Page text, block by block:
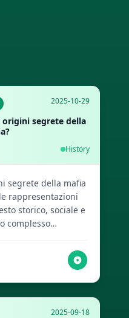
2025-10-29
origini segrete della
History
segrete della mafia
rappresentazioni
storico, sociale e
complesso
prospettive. Visita
2025-09-18